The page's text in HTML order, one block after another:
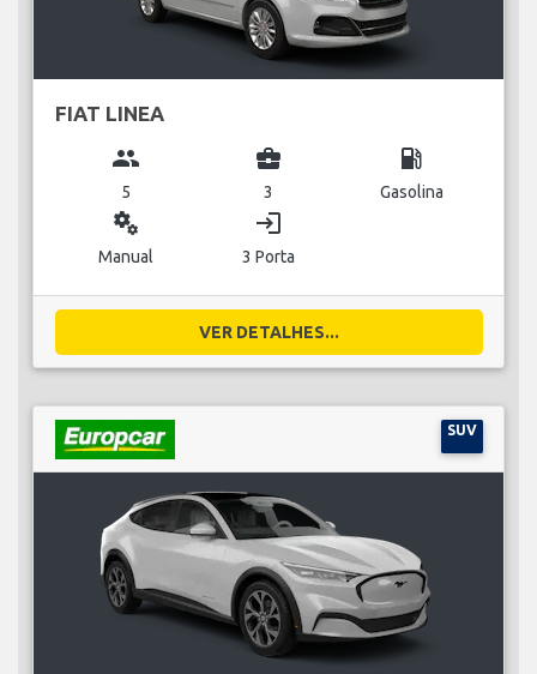
FIAT LINEA
group
5
business_center
3
local_gas_station
Gasolina
miscellaneous_services
Manual
login
3 Porta
VER DETALHES...
SUV